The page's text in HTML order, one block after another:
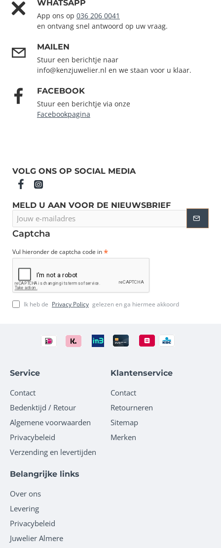
WHATSAPP
App ons op 036 206 0041
en ontvang snel antwoord op uw vraag.
MAILEN
Stuur een berichtje naar
info@kenzjuwelier.nl en we staan voor u klaar.
FACEBOOK
Stuur een berichtje via onze
Facebookpagina
VOLG ONS OP SOCIAL MEDIA
MELD U AAN VOOR DE NIEUWSBRIEF
e-
mailadres
Captcha
Vul hieronder de captcha code in
Ik heb de Privacy Policy gelezen en ga hiermee akkoord
Service
Contact
Bedenktijd / Retour
Algemene voorwaarden
Privacybeleid
Verzending en levertijden
Klantenservice
Contact
Retourneren
Sitemap
Merken
Belangrijke links
Over ons
Levering
Privacybeleid
Juwelier Almere